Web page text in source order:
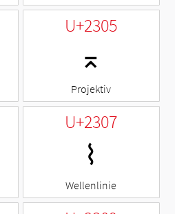
U+2305
⌅
Projektiv
U+2307
⌇
Wellenlinie